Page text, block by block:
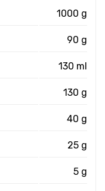
1000 g
90 g
130 ml
130 g
40 g
25 g
5 g